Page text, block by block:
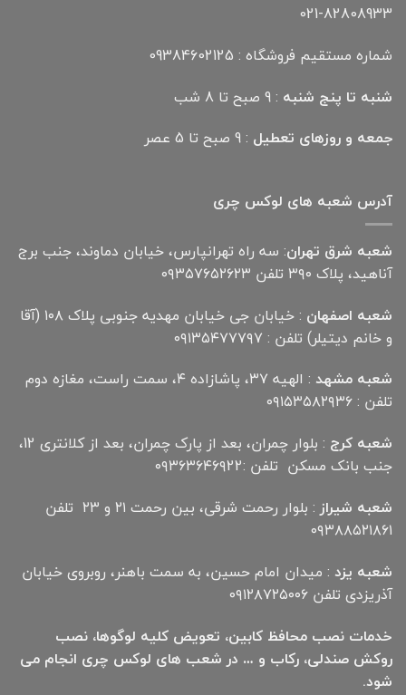
021-82808933
شماره مستقیم فروشگاه : 09384602125
شنبه تا پنج شنبه : 9 صبح تا 8 شب
جمعه و روزهای تعطیل : 9 صبح تا 5 عصر
آدرس شعبه های لوکس چری
شعبه شرق تهران: سه راه تهرانپارس، خیابان دماوند، جنب برج
آناهید، پلاک ۳۹۰ تلفن ۰۹۳۵۷۶۵۲۶۲۳
شعبه اصفهان
: خیابان جی خیابان مهدیه جنوبی پلاک ۱۰۸ (آقا
و خانم دیتیلر) تلفن : ۰۹۱۳۵۴۷۷۷۹۷
شعبه مشهد
: الهیه ۳۷، پاشازاده ۴، سمت راست، مغازه دوم
تلفن : ۰۹۱۵۳۵۸۲۹۳۶
شعبه کرج
: بلوار چمران، بعد از پارک چمران، بعد از کلانتری 12،
جنب بانک مسکن تلفن :۰۹۳۶۳۶۴۶۹22
شعبه شیراز
: بلوار رحمت شرقی، بین رحمت ۲۱ و ۲۳ تلفن
۰۹۳۸۸۵۲۱۸۶۱
شعبه یزد : میدان امام حسین، به سمت باهنر، روبروی خیابان
آذریزدی تلفن ۰۹۱۲۸۷۲۵۰۰۶
خدمات نصب محافظ کابین، تعویض کلیه لوگوها، نصب
روکش صندلی، رکاب و … در شعب های لوکس چری انجام می
شود.